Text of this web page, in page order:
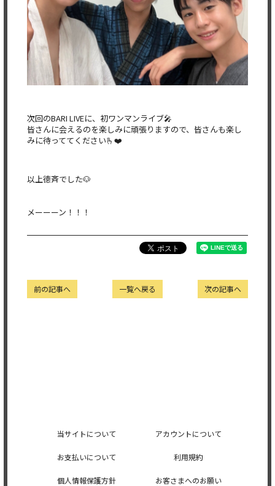
次回のBARI LIVEに、初ワンマンライブ🎤
皆さんに会えるのを楽しみに頑張りますので、皆さんも楽し
みに待っててください🫰❤️
以上德斉でした🐶
メーーーン！！！
次の記事へ
一覧へ戻る
前の記事へ
当サイトについて アカウントについて
お支払いについて 利用規約
個人情報保護方針 お客さまへのお願い